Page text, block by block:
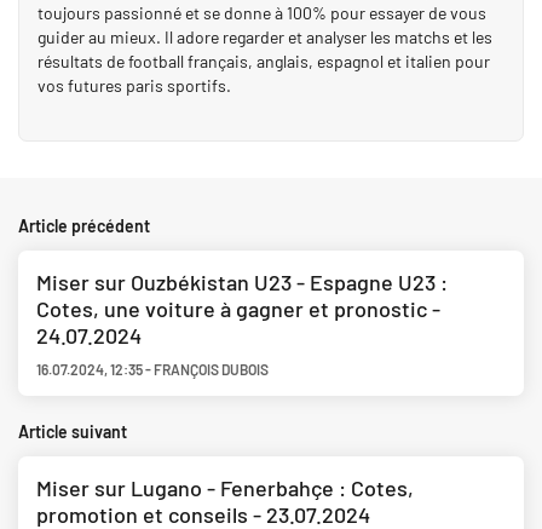
toujours passionné et se donne à 100% pour essayer de vous
guider au mieux. Il adore regarder et analyser les matchs et les
résultats de football français, anglais, espagnol et italien pour
vos futures paris sportifs.
Article précédent
Miser sur Ouzbékistan U23 - Espagne U23 :
Cotes, une voiture à gagner et pronostic -
24.07.2024
16.07.2024,12:35- FRANÇOIS DUBOIS
Article suivant
Miser sur Lugano - Fenerbahçe : Cotes,
promotion et conseils - 23.07.2024